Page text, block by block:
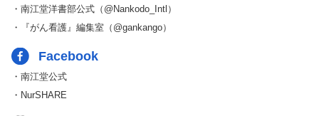
・南江堂洋書部公式（@Nankodo_Intl）
・『がん看護』編集室（@gankango）
Facebook
・南江堂公式
・NurSHARE